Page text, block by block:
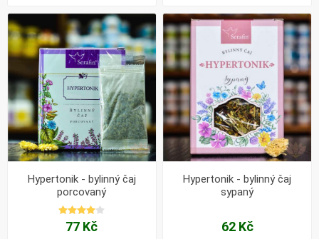
Hypertonik - bylinný čaj
porcovaný
77 Kč
Hypertonik - bylinný čaj
sypaný
62 Kč